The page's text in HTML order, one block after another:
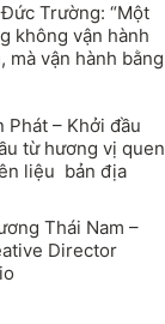
Trường: “Một
không vận hành
mà vận hành bằng
Phát – Khởi đầu
từ hương vị quen
liệu bản địa
Thái Nam –
Director